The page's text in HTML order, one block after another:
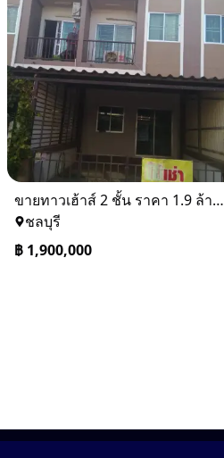
ขายทาวเฮ้าส์ 2 ชั้น ราคา 1.9 ล้านบาท ที่อยู่ ศรีราชา ชลบุรี
ชลบุรี
฿ 1,900,000